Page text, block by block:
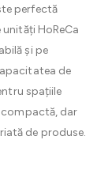
perfectă
unități HoReCa
și pe
de
spațiile
compactă, dar
de produse.